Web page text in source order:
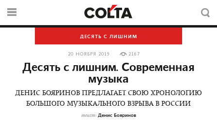
ДЕСЯТЬ С ЛИШНИМ
20 НОЯБРЯ 2019 2167
Десять с лишним. Современная
музыка
ДЕНИС БОЯРИНОВ ПРЕДЛАГАЕТ СВОЮ ХРОНОЛОГИЮ
БОЛЬШОГО МУЗЫКАЛЬНОГО ВЗРЫВА В РОССИИ
текст: Денис Бояринов